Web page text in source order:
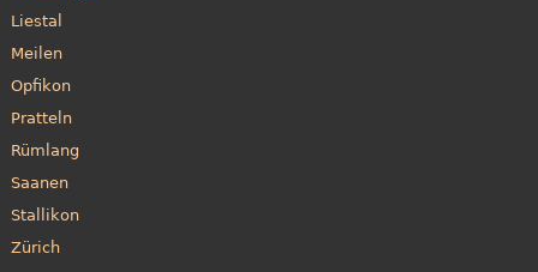
Liestal
Meilen
Opfikon
Pratteln
Rümlang
Saanen
Stallikon
Zürich